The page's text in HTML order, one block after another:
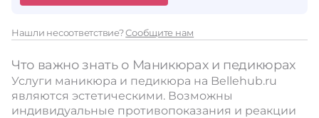
Нашли несоответствие?Сообщите нам
Что важно знать о Маникюрах и педикюрах
Услуги маникюра и педикюра на Bellehub.ru
являются эстетическими. Возможны
индивидуальные противопоказания и реакции